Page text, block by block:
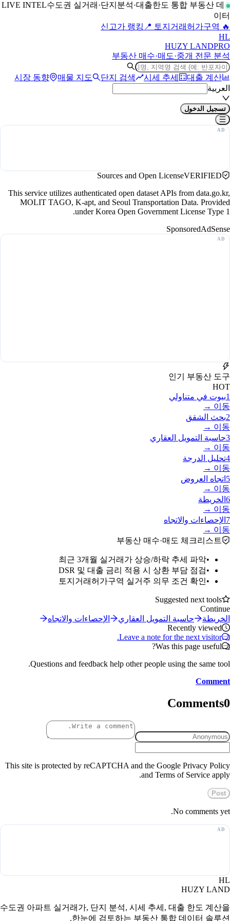
LIVE INTEL
수도권 실거래·단지분석·대출한도 통합 부동산 데
이터
🔥 신고가 랭킹
📍 토지거래허가구역
HL
HUZY LANDPRO
부동산 매수·매도·중개 전문 분석
시장 동향 매물 지도 단지 검색 시세 추세
대출 계산
العربية
تسجيل الدخول
Sources and Open LicenseVERIFIED
This service utilizes authenticated open dataset APIs from data.go.kr,
MOLIT TAGO, K-apt, and Seoul Transportation Data. Provided
under Korea Open Government License Type 1.
SponsoredAdSense
인기 부동산 도구
HOT
1بيوت في متناولي
이동 →
2بحث الشقق
이동 →
3حاسبة التمويل العقاري
이동 →
4تحليل الدرجة
이동 →
5 اتجاه العروض
이동 →
6 الخريطة
이동 →
7 الإحصاءات والاتجاه
이동 →
부동산 매수·매도 체크리스트
•
최근 3개월 실거래가 상승/하락 추세 파악
•
DSR 및 대출 금리 적용 시 상환 부담 점검
•
토지거래허가구역 실거주 의무 조건 확인
Suggested next tools
Continue
الخريطة
حاسبة التمويل العقاري
الإحصاءات والاتجاه
Recently viewed
Leave a note for the next visitor.
Was this page useful?
Questions and feedback help other people using the same tool.
Comment
Comments0
This site is protected by reCAPTCHA and the Google Privacy Policy
and Terms of Service apply.
Post
No comments yet.
HL
HUZY LAND
수도권 아파트 실거래가, 단지 분석, 시세 추세, 대출 한도 계산을
한눈에 검토하는 부동산 통합 데이터 솔루션.